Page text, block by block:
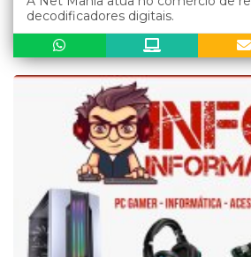
decodificadores digitais.